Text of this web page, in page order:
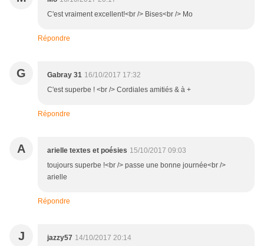
C'est vraiment excellent!<br /> Bises<br /> Mo
Répondre
G Gabray 31 16/10/2017 17:32
C'est superbe ! <br /> Cordiales amitiés & à +
Répondre
A arielle textes et poésies 15/10/2017 09:03
toujours superbe !<br /> passe une bonne journée<br />
arielle
Répondre
J jazzy57 14/10/2017 20:14